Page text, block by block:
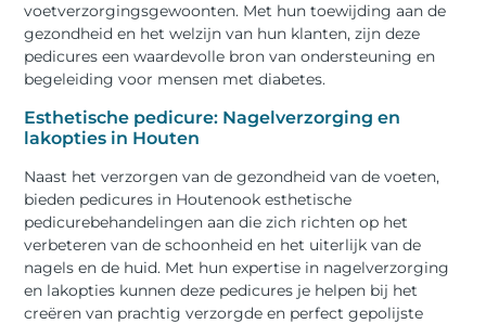
voetverzorgingsgewoonten. Met hun toewijding aan de
gezondheid en het welzijn van hun klanten, zijn deze
pedicures een waardevolle bron van ondersteuning en
begeleiding voor mensen met diabetes.
Esthetische pedicure: Nagelverzorging en
lakopties in Houten
Naast het verzorgen van de gezondheid van de voeten,
bieden pedicures in Houtenook esthetische
pedicurebehandelingen aan die zich richten op het
verbeteren van de schoonheid en het uiterlijk van de
nagels en de huid. Met hun expertise in nagelverzorging
en lakopties kunnen deze pedicures je helpen bij het
creëren van prachtig verzorgde en perfect gepolijste